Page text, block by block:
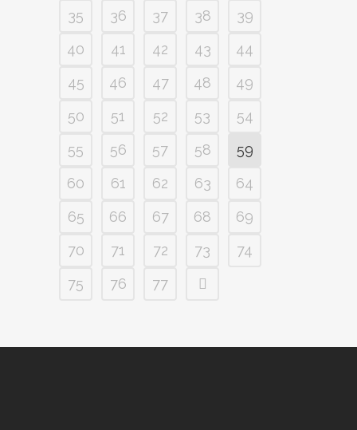
35
36 37 38
39
40
41 42 43
44
45
46 47 48
49
50
51 52 53
54
55
56 57 58
59
60
61 62 63
64
65
66 67 68
69
70
71 72 73
74
75
76 77